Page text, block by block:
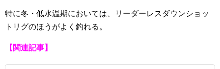
特に冬・低水温期においては、リーダーレスダウンショッ
トリグのほうがよく釣れる。
【関連記事】